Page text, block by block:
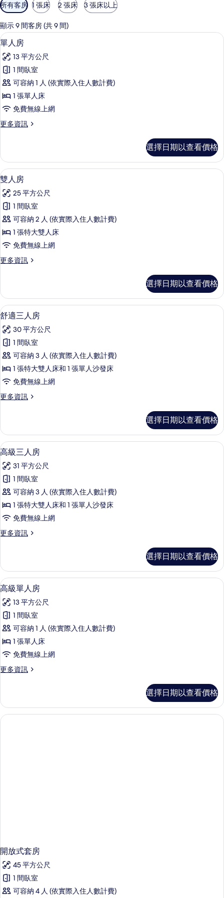
用
的
客
房
篩
選
條
所有客房 1 張床 2 張床 3 張床以上
顯示 9 間客房 (共 9 間)
顯
示
單
人
房
的
有
片
單人房 | 書桌、筆電工作空間、隔音
6
單人房
13 平方公尺
1 間臥室
可容納 1 人 (依實際入住人數計費)
1 張單人床
免費無線上網
更多資訊
更
房
的
詳
選擇日期以查看價格
顯
示
雙
人
房
的
有
片
雙人房 | 書桌、筆電工作空間、隔音
5
雙人房
25 平方公尺
1 間臥室
可容納 2 人 (依實際入住人數計費)
1 張特大雙人床
免費無線上網
更多資訊
更
房
的
詳
選擇日期以查看價格
顯
示
舒
適
三
人
的
有
相
片
舒適三人房 | 書桌、筆電工作空間、
7
舒適三人房
30 平方公尺
1 間臥室
可容納 3 人 (依實際入住人數計費)
1 張特大雙人床和 1 張單人沙發床
免費無線上網
更多資訊
更
三
人
房
詳
情
選擇日期以查看價格
顯
示
高
級
三
人
的
有
相
片
高級三人房 | 書桌、筆電工作空間、
5
高級三人房
31 平方公尺
1 間臥室
可容納 3 人 (依實際入住人數計費)
1 張特大雙人床和 1 張單人沙發床
免費無線上網
更多資訊
更
三
人
房
詳
情
選擇日期以查看價格
顯
示
高
級
單
人
的
有
相
高級單人房 | 書桌、筆電工作空間、
6
高級單人房
13 平方公尺
1 間臥室
可容納 1 人 (依實際入住人數計費)
1 張單人床
免費無線上網
更多資訊
更
單
人
房
選擇日期以查看價格
開放式套房
45 平方公尺
1 間臥室
可容納 4 人 (依實際入住人數計費)